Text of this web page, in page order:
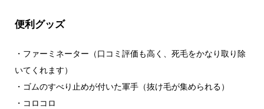
便利グッズ
・ファーミネーター（口コミ評価も高く、死毛をかなり取り除
いてくれます）
・ゴムのすべり止めが付いた軍手（抜け毛が集められる）
・コロコロ